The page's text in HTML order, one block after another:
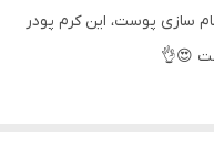
سازی پوست، این کرم پودر
😍👌